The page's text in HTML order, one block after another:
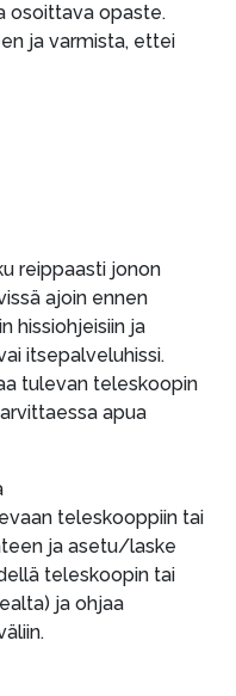
osoittava opaste.
ja varmista, ettei
reippaasti jonon
ajoin ennen
hissiohjeisiin ja
itsepalveluhissi.
tulevan teleskoopin
apua
teleskooppiin tai
ja asetu/laske
teleskoopin tai
ja ohjaa